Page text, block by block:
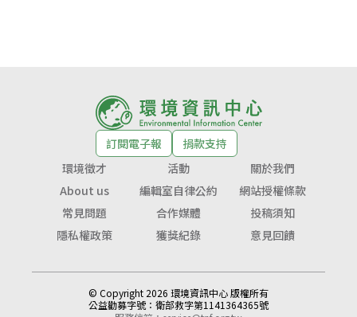
訂閱電子報
捐款支持
環境徵才
活動
關於我們
About us
編輯室自律公約
網站授權條款
常見問題
合作媒體
投稿須知
隱私權政策
獲獎紀錄 意見回饋
© Copyright 2026 環境資訊中心 版權所有
公益勸募字號： 衛部救字第1141364365號